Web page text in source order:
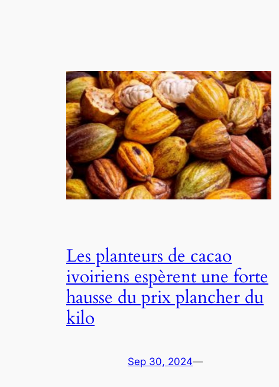
Les planteurs de cacao
ivoiriens espèrent une forte
hausse du prix plancher du
kilo
Sep 30, 2024—